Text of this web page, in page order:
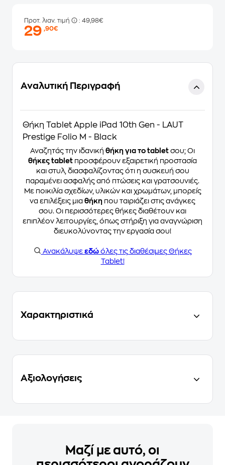
Προτ. λιαν. τιμή : 49,98€
29,90€
Αναλυτική Περιγραφή
Θήκη Tablet Apple iPad 10th Gen - LAUT
Prestige Folio M - Black
Αναζητάς την ιδανική θήκη για το tablet σου; Οι
θήκες tablet προσφέρουν εξαιρετική προστασία
και στυλ, διασφαλίζοντας ότι η συσκευή σου
παραμένει ασφαλής από πτώσεις και γρατσουνιές.
Με ποικιλία σχεδίων, υλικών και χρωμάτων, μπορείς
να επιλέξεις μια θήκη που ταιριάζει στις ανάγκες
σου. Οι περισσότερες θήκες διαθέτουν και
επιπλέον λειτουργίες, όπως στήριξη για αναγνώριση
διευκολύνοντας την εργασία σου!
Ανακάλυψε εδώόλες τις διαθέσιμες Θήκες
Tablet!
Χαρακτηριστικά
Αξιολογήσεις
Μαζί με αυτό, οι